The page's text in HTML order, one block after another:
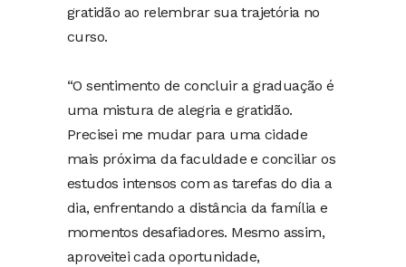
gratidão ao relembrar sua trajetória no
curso.
“O sentimento de concluir a graduação é
uma mistura de alegria e gratidão.
Precisei me mudar para uma cidade
mais próxima da faculdade e conciliar os
estudos intensos com as tarefas do dia a
dia, enfrentando a distância da família e
momentos desafiadores. Mesmo assim,
aproveitei cada oportunidade,